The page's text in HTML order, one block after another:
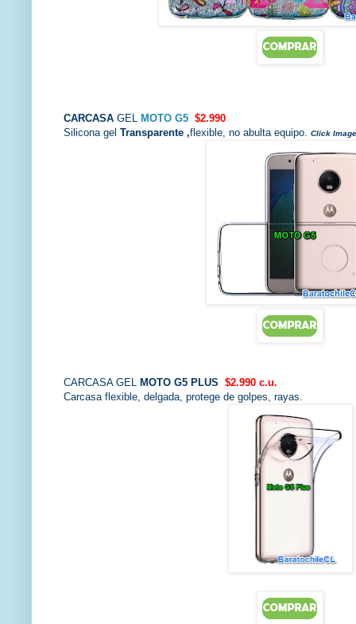
CARCASA GEL MOTO G5 $2.990
Silicona gel Transparente ,flexible, no abulta equipo. Click
CARCASA GEL MOTO G5 PLUS $2.990 c.u.
Carcasa flexible, delgada, protege de golpes, rayas.